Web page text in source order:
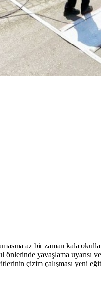
az bir zaman kala
önlerinde yavaşlama
çizim çalışması yeni